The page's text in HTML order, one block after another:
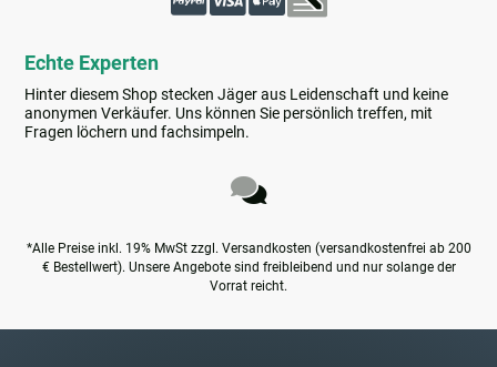
Echte Experten
Hinter diesem Shop stecken Jäger aus Leidenschaft und keine
anonymen Verkäufer. Uns können Sie persönlich treffen, mit
Fragen löchern und fachsimpeln.
*Alle Preise inkl. 19% MwSt zzgl. Versandkosten (versandkostenfrei ab 200
€ Bestellwert). Unsere Angebote sind freibleibend und nur solange der
Vorrat reicht.